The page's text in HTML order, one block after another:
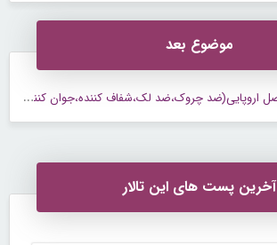
موضوع بعد
ع
رضه انواع کرم های اصل اروپایی(ضد چروک،ضد لک،شفاف کننده،جوان کننده و آبرسان))
آخرین پست های این تالار